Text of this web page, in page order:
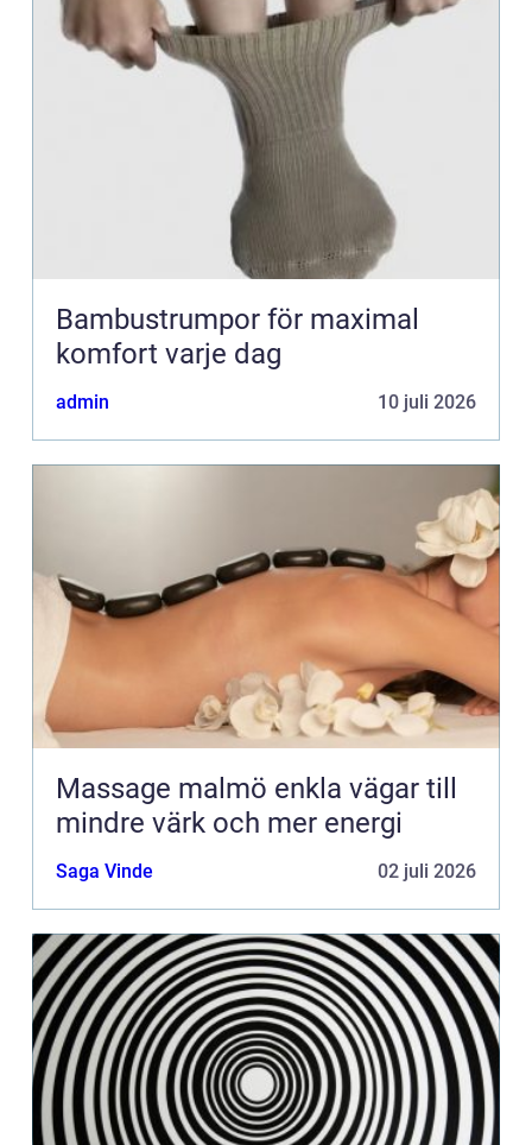
Bambustrumpor för maximal
komfort varje dag
admin 10 juli 2026
Massage malmö enkla vägar till
mindre värk och mer energi
Saga Vinde 02 juli 2026